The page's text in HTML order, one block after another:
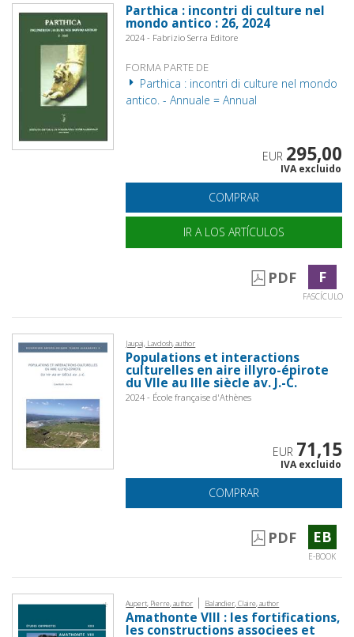
Parthica : incontri di culture nel
mondo antico : 26, 2024
2024 - Fabrizio Serra Editore
FORMA PARTE DE
Parthica : incontri di culture nel mondo
antico. - Annuale = Annual
EUR 295,00
IVA excluido
COMPRAR
IR A LOS ARTÍCULOS
PDF F
FASCÍCULO
Jaupaj, Lavdosh, author
Populations et interactions
culturelles en aire illyro-épirote
du VIIe au IIIe siècle av. J.-C.
2024 - École française d'Athènes
EUR 71,15
IVA excluido
COMPRAR
PDF EB
E-BOOK
Aupert, Pierre, author | Balandier, Claire, author
Amathonte VIII : les fortifications,
les constructions associees et